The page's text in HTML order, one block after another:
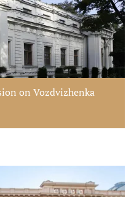
on Vozdvizhenka